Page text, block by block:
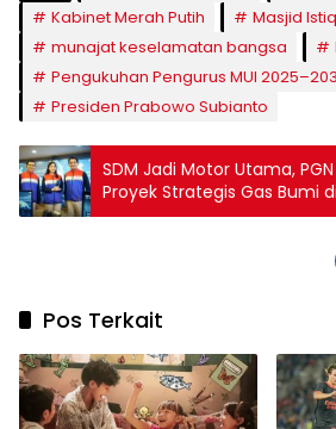
Kabinet Merah Putih
Masjid
munajat keselamatan bangsa
Pengukuhan Pengurus MUI
Presiden Prabowo Subianto
SDM Jadi Motor Utama,
Proyek Strategis Gas Bumi
Pos Terkait